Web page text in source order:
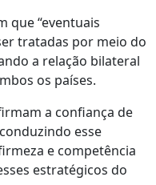
que “eventuais
tratadas por meio do
a relação bilateral
os países.
a confiança de
esse
e competência
estratégicos do